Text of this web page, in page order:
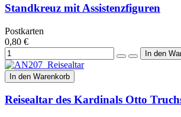
Standkreuz mit Assistenzfiguren
Postkarten
0,80 €
In den Warenkorb
Reisealtar des Kardinals Otto